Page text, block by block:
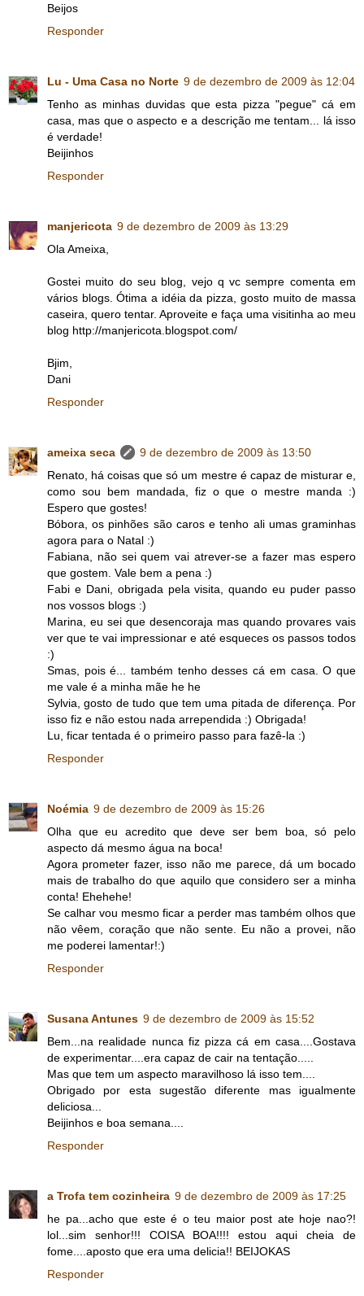
Beijos
Responder
Lu - Uma Casa no Norte 9 de dezembro de 2009 às 12:04
Tenho as minhas duvidas que esta pizza "pegue" cá em
casa, mas que o aspecto e a descrição me tentam... lá isso
é verdade!
Beijinhos
Responder
manjericota 9 de dezembro de 2009 às 13:29
Ola Ameixa,
Gostei muito do seu blog, vejo q vc sempre comenta em
vários blogs. Ótima a idéia da pizza, gosto muito de massa
caseira, quero tentar. Aproveite e faça uma visitinha ao meu
blog http://manjericota.blogspot.com/
Bjim,
Dani
Responder
ameixa seca
9 de dezembro de 2009 às 13:50
Renato, há coisas que só um mestre é capaz de misturar e,
como sou bem mandada, fiz o que o mestre manda :)
Espero que gostes!
Bóbora, os pinhões são caros e tenho ali umas graminhas
agora para o Natal :)
Fabiana, não sei quem vai atrever-se a fazer mas espero
que gostem. Vale bem a pena :)
Fabi e Dani, obrigada pela visita, quando eu puder passo
nos vossos blogs :)
Marina, eu sei que desencoraja mas quando provares vais
ver que te vai impressionar e até esqueces os passos todos
:)
Smas, pois é... também tenho desses cá em casa. O que
me vale é a minha mãe he he
Sylvia, gosto de tudo que tem uma pitada de diferença. Por
isso fiz e não estou nada arrependida :) Obrigada!
Lu, ficar tentada é o primeiro passo para fazê-la :)
Responder
Noémia 9 de dezembro de 2009 às 15:26
Olha que eu acredito que deve ser bem boa, só pelo
aspecto dá mesmo água na boca!
Agora prometer fazer, isso não me parece, dá um bocado
mais de trabalho do que aquilo que considero ser a minha
conta! Ehehehe!
Se calhar vou mesmo ficar a perder mas também olhos que
não vêem, coração que não sente. Eu não a provei, não
me poderei lamentar!:)
Responder
Susana Antunes 9 de dezembro de 2009 às 15:52
Bem...na realidade nunca fiz pizza cá em casa....Gostava
de experimentar....era capaz de cair na tentação.....
Mas que tem um aspecto maravilhoso lá isso tem....
Obrigado por esta sugestão diferente mas igualmente
deliciosa...
Beijinhos e boa semana....
Responder
a Trofa tem cozinheira 9 de dezembro de 2009 às 17:25
he pa...acho que este é o teu maior post ate hoje nao?!
lol...sim senhor!!! COISA BOA!!!! estou aqui cheia de
fome....aposto que era uma delicia!! BEIJOKAS
Responder